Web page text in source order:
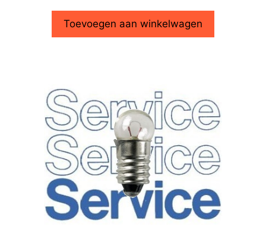
Toevoegen aan winkelwagen